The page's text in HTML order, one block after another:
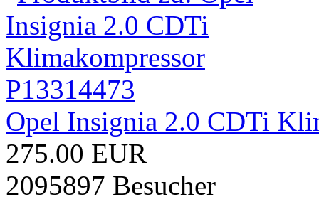
Opel Insignia 2.0 CDTi
275.00 EUR
2095897 Besucher